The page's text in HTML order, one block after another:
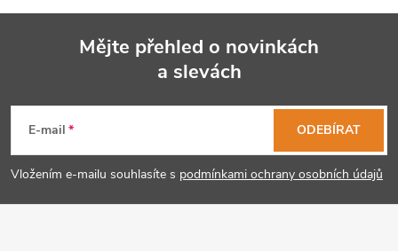
p
a
Mějte přehled o novinkách
a slevách
E-mail
Vložením e-mailu souhlasíte s podmínkami ochrany osobních údajů
ODEBÍRAT